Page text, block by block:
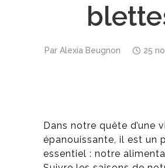
Par Alexia Beugnon 25
Dans notre quête d’une
épanouissante, il est un
essentiel : notre